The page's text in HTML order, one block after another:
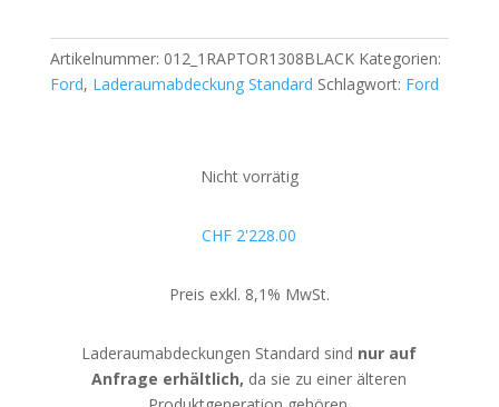
Artikelnummer: 012_1RAPTOR1308BLACK Kategorien:
Ford, Laderaumabdeckung Standard Schlagwort: Ford
Nicht vorrätig
CHF 2'228.00
Preis exkl. 8,1% MwSt.
Laderaumabdeckungen Standard sind nur auf
Anfrage erhältlich, da sie zu einer älteren